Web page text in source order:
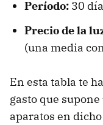
Período: 30
Precio de la
(una media
En esta tabla te
gasto que
aparatos en